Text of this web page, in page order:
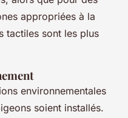
appropriées à la
tactiles sont les plus
environnementales
soient installés.